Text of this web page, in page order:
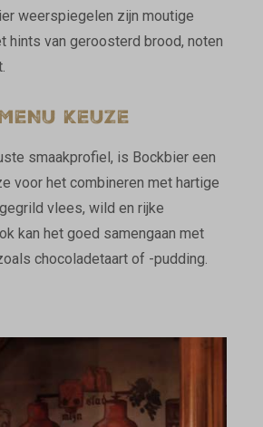
weerspiegelen zijn moutige
hints van geroosterd brood, noten
KEUZE
smaakprofiel, is Bockbier een
voor het combineren met hartige
vlees, wild en rijke
kan het goed samengaan met
chocoladetaart of -pudding.